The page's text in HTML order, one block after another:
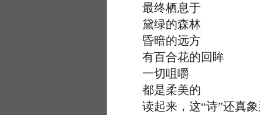
最终栖息于
黛绿的森林
昏暗的远方
有百合花的回眸
一切咀嚼
都是柔美的
读起来，这“诗”还真象